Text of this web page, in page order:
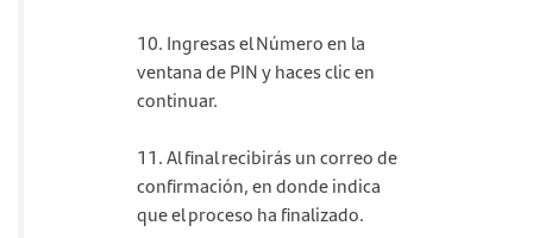
10. Ingresas el Número en la
ventana de PIN y haces clic en
continuar.
11. Al final recibirás un correo de
confirmación, en donde indica
que el proceso ha finalizado.